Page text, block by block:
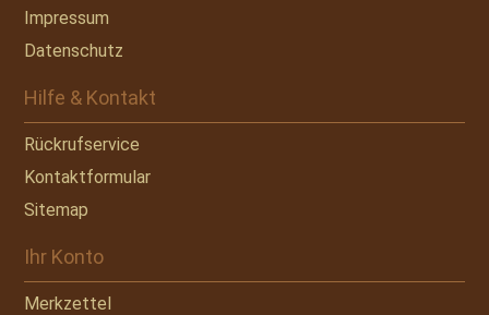
Impressum
Datenschutz
Hilfe & Kontakt
Rückrufservice
Kontaktformular
Sitemap
Ihr Konto
Merkzettel